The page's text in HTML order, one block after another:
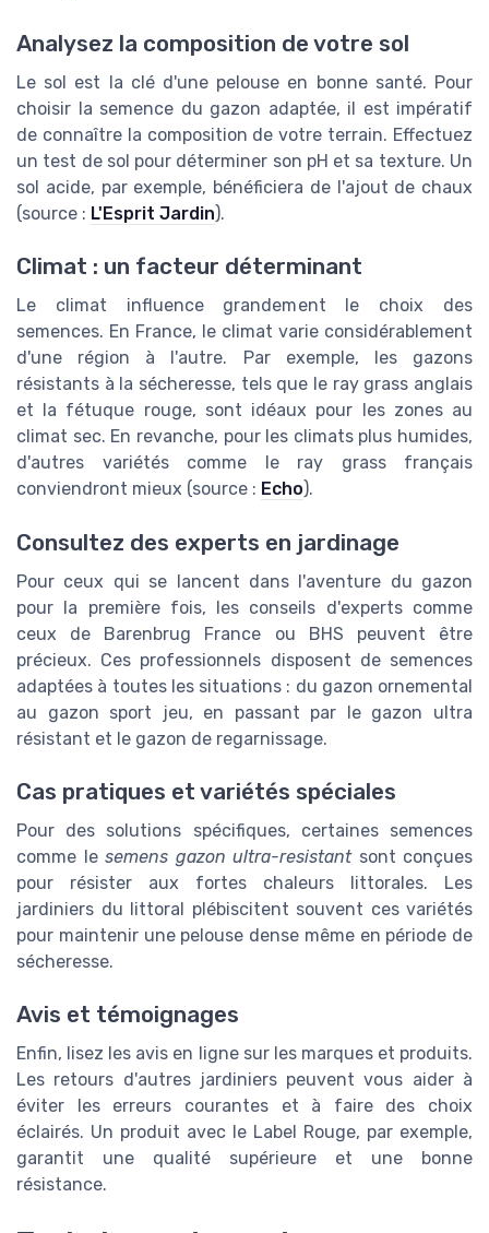
Analysez la composition de votre sol
Le sol est la clé d'une pelouse en bonne santé. Pour
choisir la semence du gazon adaptée, il est impératif
de connaître la composition de votre terrain. Effectuez
un test de sol pour déterminer son pH et sa texture. Un
sol acide, par exemple, bénéficiera de l'ajout de chaux
(source : L'Esprit Jardin).
Climat : un facteur déterminant
Le climat influence grandement le choix des
semences. En France, le climat varie considérablement
d'une région à l'autre. Par exemple, les gazons
résistants à la sécheresse, tels que le ray grass anglais
et la fétuque rouge, sont idéaux pour les zones au
climat sec. En revanche, pour les climats plus humides,
d'autres variétés comme le ray grass français
conviendront mieux (source : Echo).
Consultez des experts en jardinage
Pour ceux qui se lancent dans l'aventure du gazon
pour la première fois, les conseils d'experts comme
ceux de Barenbrug France ou BHS peuvent être
précieux. Ces professionnels disposent de semences
adaptées à toutes les situations : du gazon ornemental
au gazon sport jeu, en passant par le gazon ultra
résistant et le gazon de regarnissage.
Cas pratiques et variétés spéciales
Pour des solutions spécifiques, certaines semences
comme le semens gazon ultra-resistantsont conçues
pour résister aux fortes chaleurs littorales. Les
jardiniers du littoral plébiscitent souvent ces variétés
pour maintenir une pelouse dense même en période de
sécheresse.
Avis et témoignages
Enfin, lisez les avis en ligne sur les marques et produits.
Les retours d'autres jardiniers peuvent vous aider à
éviter les erreurs courantes et à faire des choix
éclairés. Un produit avec le Label Rouge, par exemple,
garantit une qualité supérieure et une bonne
résistance.